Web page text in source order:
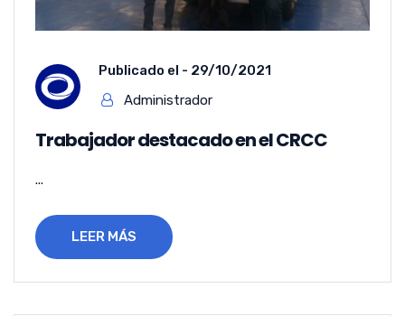
Publicado el - 29/10/2021
Administrador
Trabajador destacado en el CRCC
...
LEER MÁS